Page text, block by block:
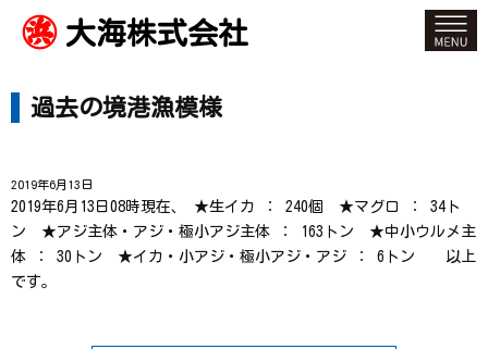
大海株式会社
過去の境港漁模様
2019年6月13日
2019年6月13日08時現在、 ★生イカ ： 240個 ★マグロ ： 34ト
ン ★アジ主体・アジ・極小アジ主体 ： 163トン ★中小ウルメ主
体 ： 30トン ★イカ・小アジ・極小アジ・アジ ： 6トン 以上
です。